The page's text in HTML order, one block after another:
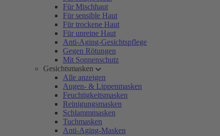
Für Mischhaut
Für sensible Haut
Für trockene Haut
Für unreine Haut
Anti-Aging-Gesichtspflege
Gegen Rötungen
Mit Sonnenschutz
Gesichtsmasken
Alle anzeigen
Augen- & Lippenmasken
Feuchtigkeitsmasken
Reinigungsmasken
Schlammmasken
Tuchmasken
Anti-Aging-Masken